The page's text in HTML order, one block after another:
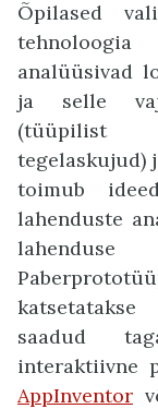
Õpilased
tehnoloogia
analüüsivad
ja selle
(tüüpilist
tegelaskujud)
toimub
lahenduste
lahenduse
saadud
interaktiivne
AppInventor